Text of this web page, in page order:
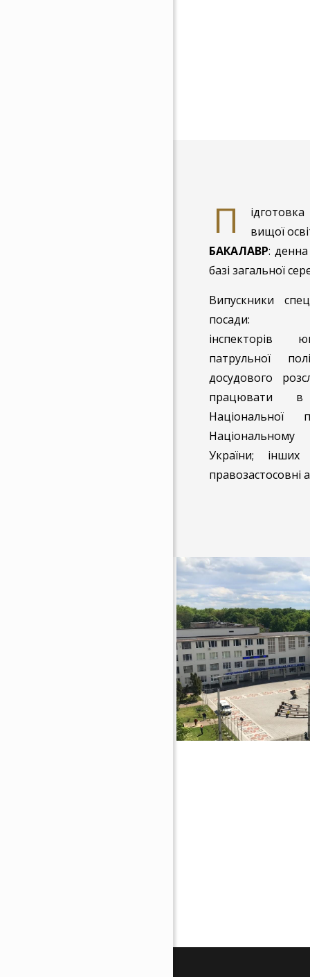
П
вищої
БАКАЛАВР:
базі загальної
Випускники
посади:
інспекторів
патрульної
досудового
працювати в
Національної
України;
правозастосовні